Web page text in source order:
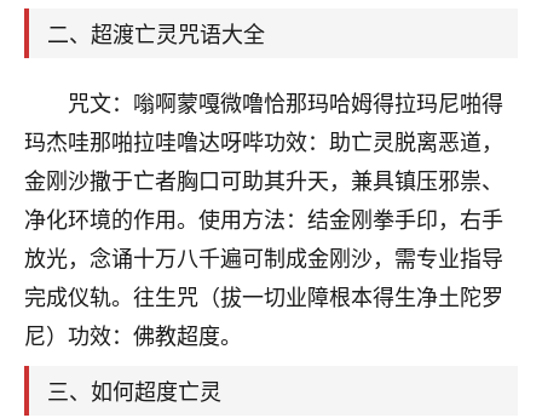
二、超渡亡灵咒语大全
咒文：嗡啊蒙嘎微噜恰那玛哈姆得拉玛尼啪得
玛杰哇那啪拉哇噜达呀哔功效：助亡灵脱离恶道，
金刚沙撒于亡者胸口可助其升天，兼具镇压邪祟、
净化环境的作用。使用方法：结金刚拳手印，右手
放光，念诵十万八千遍可制成金刚沙，需专业指导
完成仪轨。往生咒（拔一切业障根本得生净土陀罗
尼）功效：佛教超度。
三、如何超度亡灵
哪样不服都不行！
卦，认识老师3年了，都是缘分啊！
17分钟前 来自湖北 19
心若莲花
我是做餐饮的，这两年，生意屡屡受挫，店开一家关
一家，要么生意不好，生意好的就出事。前些年攒的
家底快败光了，真是倒霉！我也想找人看看到底怎么
回事？
啊！